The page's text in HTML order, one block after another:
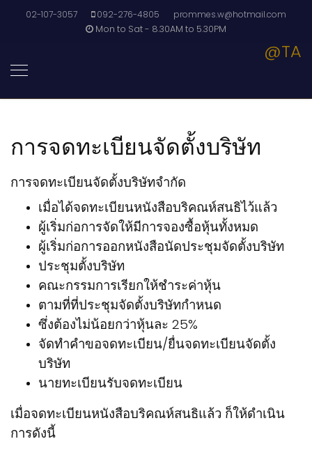
02-107-3057 092-276-4805
prommes.w@hotmail.com
Mon to Sat - 8.30AM to 5.30PM
@TA
การจดทะเบียนจัดตั้งบริษัท
การจดทะเบียนจัดตั้งบริษัทจำกัด
เมื่อได้จดทะเบียนหนังสือบริคณห์สนธิไว้แล้ว
ผู้เริ่มก่อการจัดให้มีการจองซื้อหุ้นทั้งหมด
ผู้เริ่มก่อการออกหนังสือนัดประชุมจัดตั้งบริษัท
ประชุมตั้งบริษัท
คณะกรรมการเรียกให้ชำระค่าหุ้น
ตามที่ที่ประชุมจัดตั้งบริษัทกำหนด
ซึ่งต้องไม่น้อยกว่าหุ้นละ 25%
จัดทำคำขอจดทะเบียน/ยื่นจดทะเบียนจัดตั้ง
บริษัท
นายทะเบียนรับจดทะเบียน
เมื่อจดทะเบียนหนังสือบริคณห์สนธิแล้ว ก็ให้ดำเนิน
การดังนี้